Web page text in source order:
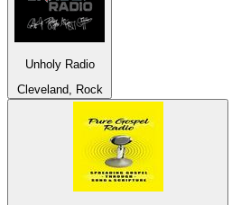
Unholy Radio
Cleveland, Rock